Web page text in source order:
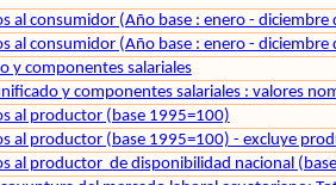
al consumidor (Año base : enero - diciembre
al consumidor (Año base : enero - diciembre
y componentes salariales
y componentes salariales : valores
al productor (base 1995=100)
al productor (base 1995=100) - excluye
al productor de disponibilidad nacional